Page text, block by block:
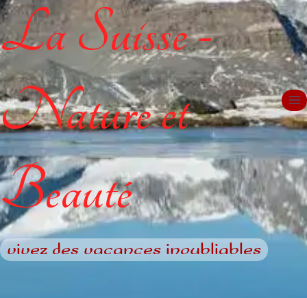
La Suisse -
Nature et
Beauté
vivez des vacances inoubliables